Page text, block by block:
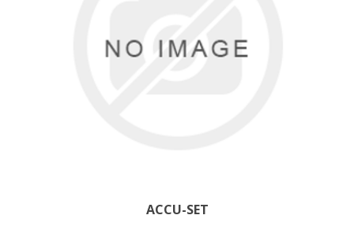
ACCU-SET